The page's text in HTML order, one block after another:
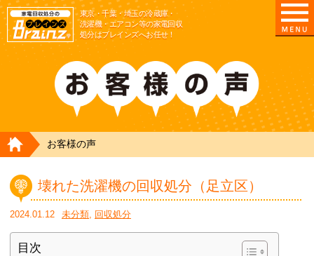
東京/埼玉/千葉/神奈川の 冷蔵庫・洗濯機・エアコン
東京・千葉・埼玉の冷蔵庫・
洗濯機・エアコン等の家電回収
処分はブレインズへお任せ！
HOME
お客様の声
壊れた洗濯機の回収処分（足立区）
2024.01.12 未分類, 回収処分
目次